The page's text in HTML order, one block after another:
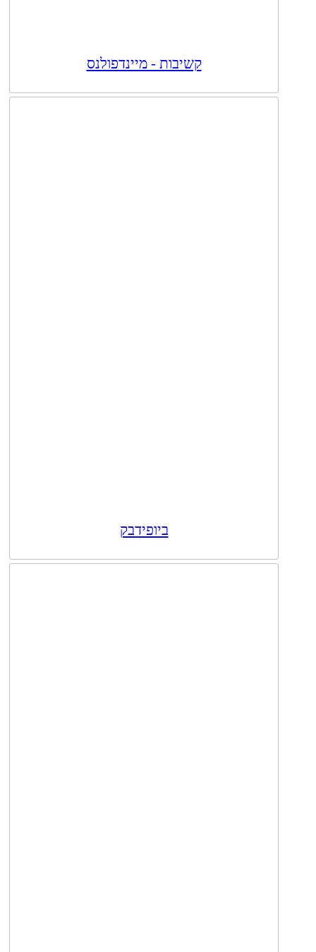
קשיבות - מיינדפולנס
ביופידבק